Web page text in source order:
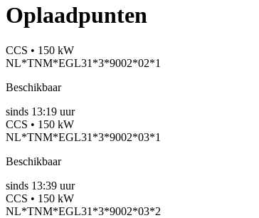
Oplaadpunten
CCS • 150 kW
NL*TNM*EGL31*3*9002*02*1
Beschikbaar
sinds 13:19 uur
CCS • 150 kW
NL*TNM*EGL31*3*9002*03*1
Beschikbaar
sinds 13:39 uur
CCS • 150 kW
NL*TNM*EGL31*3*9002*03*2